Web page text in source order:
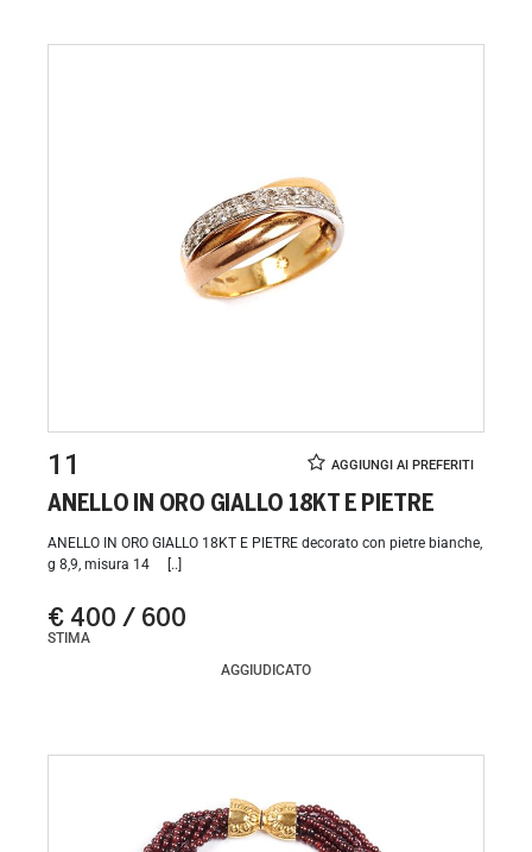
11
ANELLO IN ORO GIALLO 18KT E PIETRE
ANELLO IN ORO GIALLO 18KT E PIETRE decorato con pietre bianche,
g 8,9, misura 14 [..]
€ 400 / 600
STIMA
AGGIUDICATO